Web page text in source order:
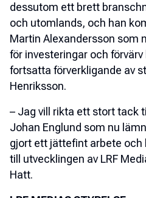
dessutom ett brett
och utomlands, och han
Martin Alexandersson som
för investeringar och
fortsatta förverkligande av
Henriksson.
– Jag vill rikta ett stort tack
Johan Englund som nu
gjort ett jättefint arbete och
till utvecklingen av LRF
Hatt.